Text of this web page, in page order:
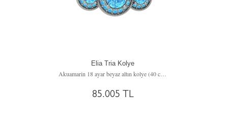
Elia Tria Kolye
Akuamarin 18 ayar beyaz altın kolye (40 cm altın rolo zincir)
85.005 TL